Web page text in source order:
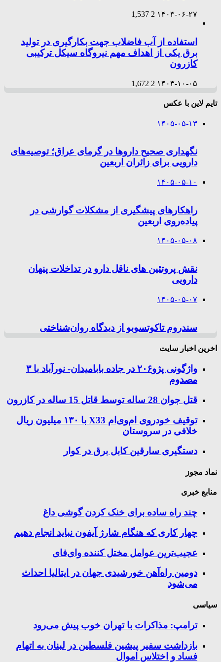
۱۴۰۳-۰۶-۲۷ 2
1,537
استفاده از آب فاضلاب جهت بکارگیری در تولید
برق یکی از اهداف مهم نیروگاه سیکل ترکیبی
کازرون
۱۴۰۳-۱۰-۰۵ 2
1,672
تایم لاین با عکس
۱۴۰۵-۰۵-۱۳
نگهداری صحیح داروها در گرمای عراق؛ توصیه‌های
دارویی برای زائران اربعین
۱۴۰۵-۰۵-۱۰
راهکارهای پیشگیری از مشکلات گوارشی در
پیاده‌روی اربعین
۱۴۰۵-۰۵-۰۸
نقش پروتئین های ناقل دارو در تداخلات پنهان
دارویی
۱۴۰۵-۰۵-۰۷
سندروم تاکوتسوبو از دیدگاه روان‌شناختی
اخرین اخبار سایت
واژگونی پژو۲۰۶ در جاده بابامیدان- نورآباد با ۳
مصدوم
قتل جوان 28 ساله توسط قاتل 15 ساله در کازرون
توقیف خودروی ام‌وی‌ام X33 با ۱۳۰ میلیون ریال
خلافی در سروستان
دستگیری سارقین کابل برق در کوار
نماد مجوز
منابع خبری
چند راه‌ ساده برای خنک کردن گوشی داغ
چهار کاری که هنگام شارژ آیفون نباید انجام دهیم
عجیب‌ترین عوامل مختل کننده وای‌فای
دومین راه‌آهن خورشیدی جهان در ایتالیا احداث
می‌شود
سیاسی
ترامپ: مذاکرات با تهران خوب پیش می‌رود
بازداشت سفیر پیشین فلسطین در لبنان به اتهام
فساد و اختلاس اموال